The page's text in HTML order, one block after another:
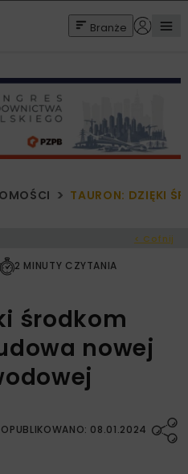
Branże
TAURON: DZIĘKI
< Cofnij
2 MINUTY CZYTANIA
środkom
nowej
OPUBLIKOWANO: 08.01.2024